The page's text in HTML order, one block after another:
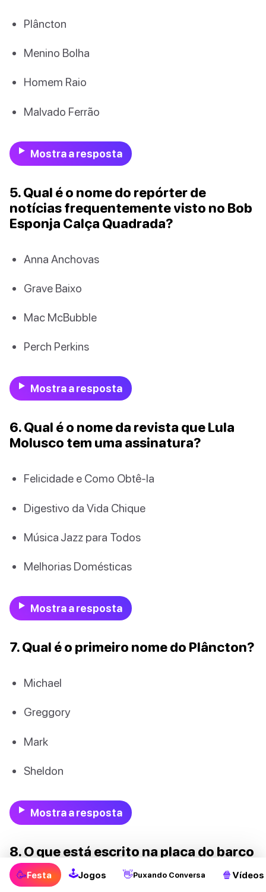
Plâncton
Menino Bolha
Homem Raio
Malvado Ferrão
Mostra a resposta
5. Qual é o nome do repórter de
notícias frequentemente visto no Bob
Esponja Calça Quadrada?
Anna Anchovas
Grave Baixo
Mac McBubble
Perch Perkins
Mostra a resposta
6. Qual é o nome da revista que Lula
Molusco tem uma assinatura?
Felicidade e Como Obtê-la
Digestivo da Vida Chique
Música Jazz para Todos
Melhorias Domésticas
Mostra a resposta
7. Qual é o primeiro nome do Plâncton?
Michael
Greggory
Mark
Sheldon
Mostra a resposta
8. O que está escrito na placa do barco
móvel do Bob Esponja?
🥳Festa 🕹Jogos 👋Puxando Conversa 🍿 Vídeos